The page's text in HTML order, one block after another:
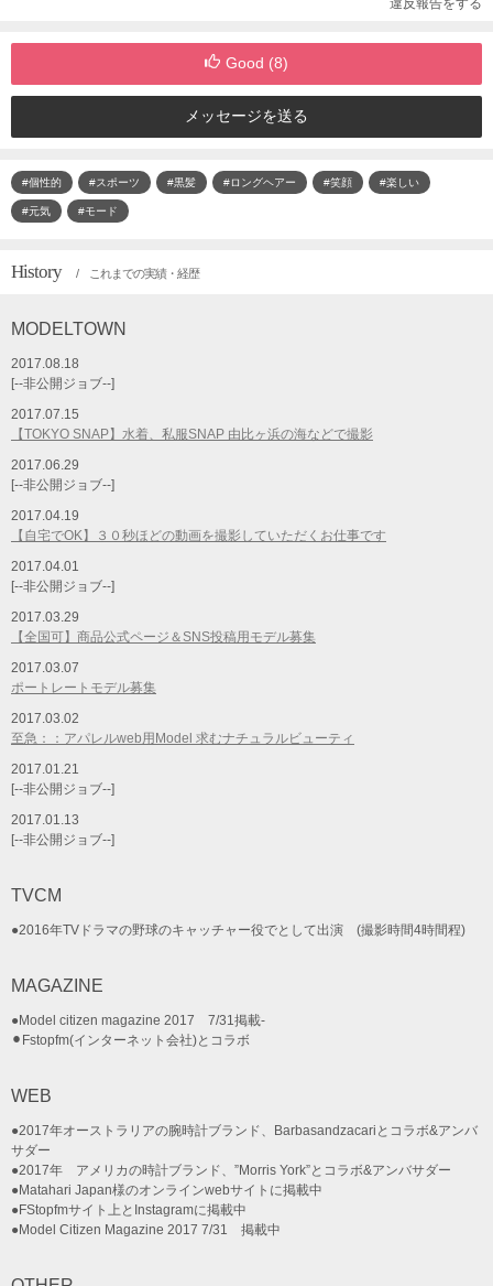
違反報告をする
Good (8)
メッセージを送る
#個性的 #スポーツ #黒髪 #ロングヘアー #笑顔 #楽しい
#元気 #モード
History / これまでの実績・経歴
MODELTOWN
2017.08.18
[--非公開ジョブ--]
2017.07.15
【TOKYO SNAP】水着、私服SNAP 由比ヶ浜の海などで撮影
2017.06.29
[--非公開ジョブ--]
2017.04.19
【自宅でOK】３０秒ほどの動画を撮影していただくお仕事です
2017.04.01
[--非公開ジョブ--]
2017.03.29
【全国可】商品公式ページ＆SNS投稿用モデル募集
2017.03.07
ポートレートモデル募集
2017.03.02
至急：：アパレルweb用Model 求むナチュラルビューティ
2017.01.21
[--非公開ジョブ--]
2017.01.13
[--非公開ジョブ--]
TVCM
●2016年TVドラマの野球のキャッチャー役でとして出演 (撮影時間4時間程)
MAGAZINE
●Model citizen magazine 2017 7/31掲載-
⚫︎Fstopfm(インターネット会社)とコラボ
WEB
●2017年オーストラリアの腕時計ブランド、Barbasandzacariとコラボ&アンバ
サダー
●2017年 アメリカの時計ブランド、”Morris York”とコラボ&アンバサダー
●Matahari Japan様のオンラインwebサイトに掲載中
●FStopfmサイト上とInstagramに掲載中
●Model Citizen Magazine 2017 7/31 掲載中